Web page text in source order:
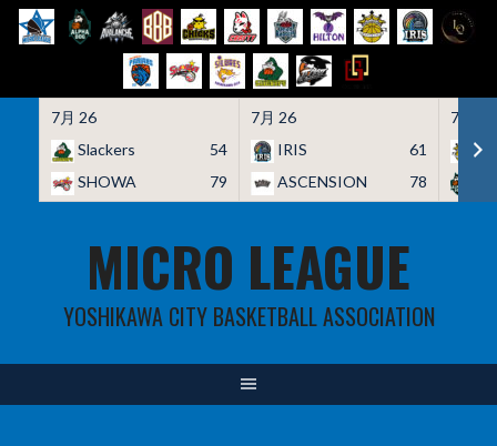
7月 26
Slackers
54
SHOWA
79
7月 26
IRIS
61
ASCENSION
78
7月 26
MICRO LEAGUE
YOSHIKAWA CITY BASKETBALL ASSOCIATION